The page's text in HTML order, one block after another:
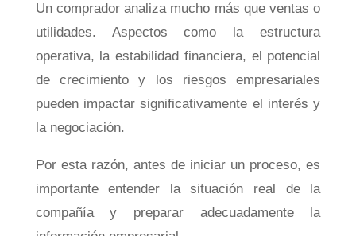
Un comprador analiza mucho más que ventas o
utilidades. Aspectos como la estructura
operativa, la estabilidad financiera, el potencial
de crecimiento y los riesgos empresariales
pueden impactar significativamente el interés y
la negociación.
Por esta razón, antes de iniciar un proceso, es
importante entender la situación real de la
compañía y preparar adecuadamente la